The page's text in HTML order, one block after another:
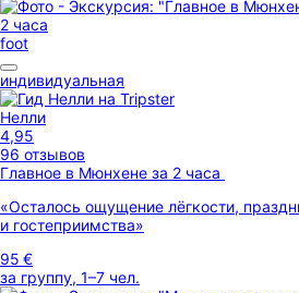
2 часа
foot
индивидуальная
Нелли
4,95
96 отзывов
Главное в Мюнхене за 2 часа
«Осталось ощущение лёгкости,
и гостеприимства»
95 €
за группу, 1–7 чел.